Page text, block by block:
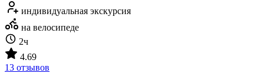
индивидуальная экскурсия
на велосипеде
2ч
4.69
13 отзывов